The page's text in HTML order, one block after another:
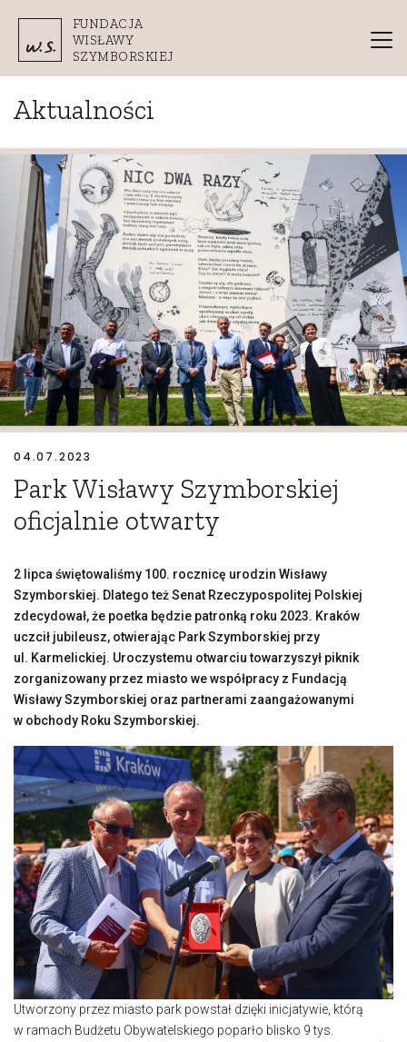
FUNDACJA
WISŁAWY
SZYMBORSKIEJ
Aktualności
04.07.2023
Park Wisławy Szymborskiej
oficjalnie otwarty
2 lipca świętowaliśmy 100. rocznicę urodzin Wisławy
Szymborskiej. Dlatego też Senat Rzeczypospolitej Polskiej
zdecydował, że poetka będzie patronką roku 2023. Kraków
uczcił jubileusz, otwierając Park Szymborskiej przy
ul. Karmelickiej. Uroczystemu otwarciu towarzyszył piknik
zorganizowany przez miasto we współpracy z Fundacją
Wisławy Szymborskiej oraz partnerami zaangażowanymi
w obchody Roku Szymborskiej.
Utworzony przez miasto park powstał dzięki inicjatywie, którą
w ramach Budżetu Obywatelskiego poparło blisko 9 tys.